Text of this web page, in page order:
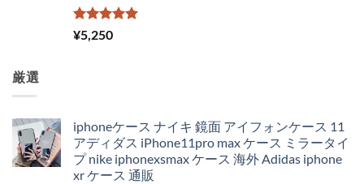
5段階中
5.00
¥5,250
厳選
iphoneケース ナイキ 鏡面 アイフォンケース 11
アディダス iPhone11pro max ケース ミラータイ
プ nike iphonexsmax ケース 海外 Adidas iphone
xr ケース 通販